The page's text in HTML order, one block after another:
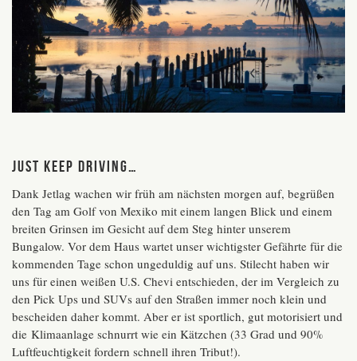
JUST KEEP DRIVING…
Dank Jetlag wachen wir früh am nächsten morgen auf, begrüßen
den Tag am Golf von Mexiko mit einem langen Blick und einem
breiten Grinsen im Gesicht auf dem Steg hinter unserem
Bungalow. Vor dem Haus wartet unser wichtigster Gefährte für die
kommenden Tage schon ungeduldig auf uns. Stilecht haben wir
uns für einen weißen U.S. Chevi entschieden, der im Vergleich zu
den Pick Ups und SUVs auf den Straßen immer noch klein und
bescheiden daher kommt. Aber er ist sportlich, gut motorisiert und
die Klimaanlage schnurrt wie ein Kätzchen (33 Grad und 90%
Luftfeuchtigkeit fordern schnell ihren Tribut!).